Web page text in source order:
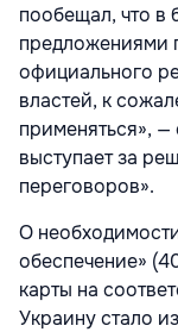
пообещал, что в
предложениями
официального
властей, к
применяться», —
выступает за
переговоров».
О
обеспечение»
карты на
Украину стало